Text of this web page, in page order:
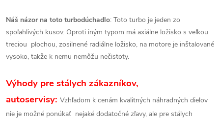
Náš názor na toto turbodúchadlo: Toto turbo je jeden zo
spoľahlivých kusov. Oproti iným typom má axiálne ložisko s veľkou
treciou plochou, zosilnené radiálne ložisko, na motore je inštalované
vysoko, takže k nemu nemôžu nečistoty.
Výhody pre stálych zákazníkov,
autoservisy: Vzhľadom k cenám kvalitných náhradných dielov
nie je možné ponúkať nejaké dodatočné zľavy, ale pre stálych